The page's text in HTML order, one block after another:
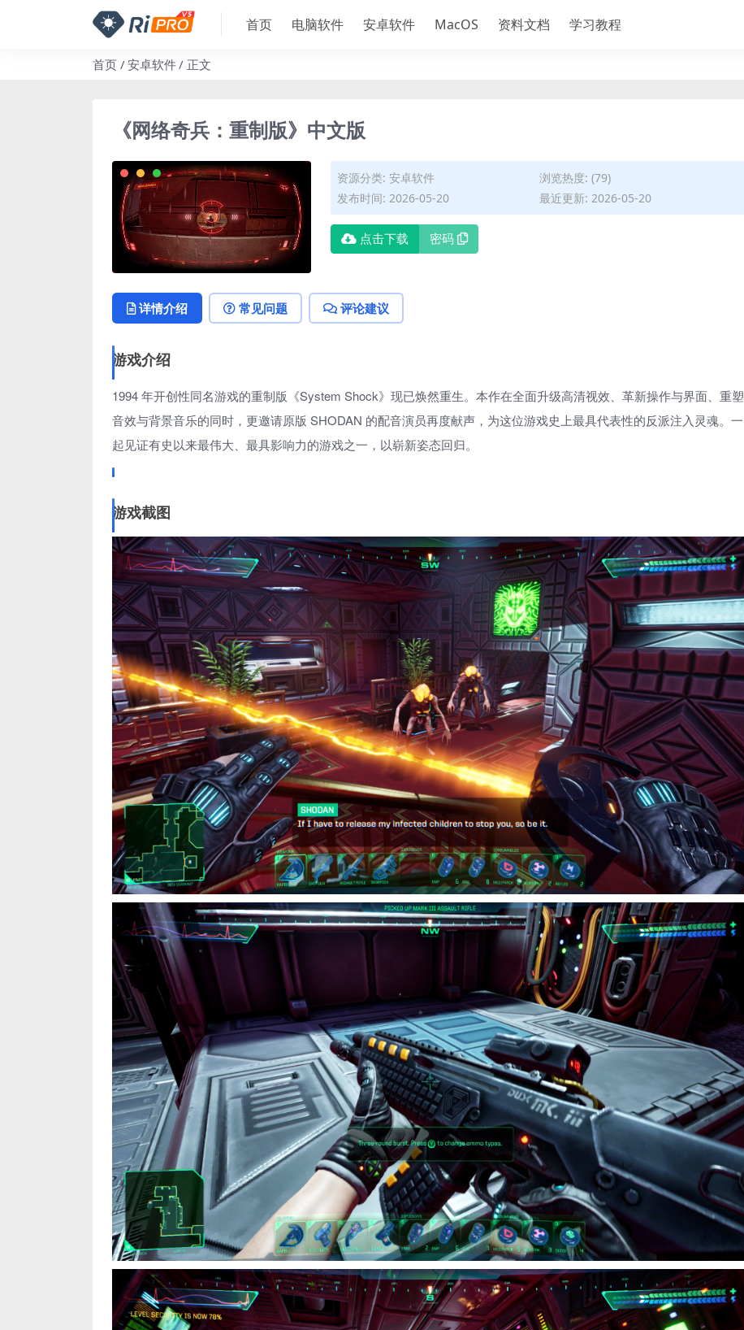
首页 电脑软件 安卓软件 MacOS 资料文档 学习教程
首页 安卓软件 正文
《网络奇兵：重制版》中文版
资源分类: 安卓软件
浏览热度: (79)
发布时间: 2026-05-20
最近更新: 2026-05-20
点击下载 密码
详情介绍 常见问题 评论建议
游戏介绍
1994 年开创性同名游戏的重制版《System Shock》现已焕然重生。本作在全面升级高清视效、革新操作与界面、重塑
音效与背景音乐的同时，更邀请原版 SHODAN 的配音演员再度献声，为这位游戏史上最具代表性的反派注入灵魂。一
起见证有史以来最伟大、最具影响力的游戏之一，以崭新姿态回归。
游戏截图